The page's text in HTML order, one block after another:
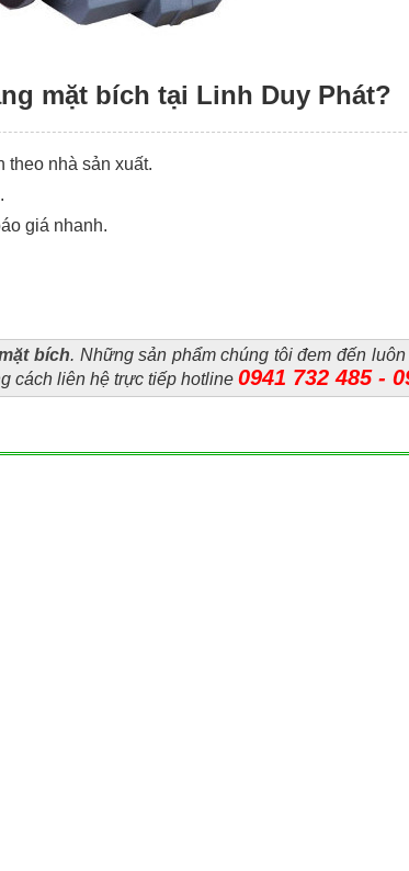
mặt bích tại Linh Duy Phát?
theo nhà sản xuất.
giá nhanh.
bích. Những sản phẩm chúng tôi đem đến
cách liên hệ trực tiếp hotline 0941 732 485 -